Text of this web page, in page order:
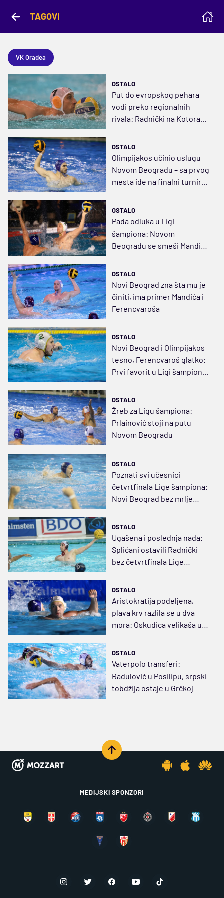
TAGOVI
VK Oradea
OSTALO
Put do evropskog pehara
vodi preko regionalnih
rivala: Radnički na Kotorane
OSTALO
Olimpijakos učinio uslugu
Novom Beogradu – sa prvog
mesta ide na finalni turnir
OSTALO
Pada odluka u Ligi
šampiona: Novom
Beogradu se smeši Mandić
OSTALO
Novi Beograd zna šta mu je
činiti, ima primer Mandića i
Ferencvaroša
OSTALO
Novi Beograd i Olimpijakos
tesno, Ferencvaroš glatko:
Prvi favorit u Ligi šampiona i
OSTALO
Žreb za Ligu šampiona:
Prlainović stoji na putu
Novom Beogradu
OSTALO
Poznati svi učesnici
četvrtfinala Lige šampiona:
Novi Beograd bez mrlje
OSTALO
Ugašena i poslednja nada:
Splićani ostavili Radnički
bez četvrtfinala Lige
OSTALO
Aristokratija podeljena,
plava krv razlila se u dva
mora: Oskudica velikaša u
OSTALO
Vaterpolo transferi:
Radulović u Posilipu, srpski
tobdžija ostaje u Grčkoj
MEDIJSKI SPONZORI